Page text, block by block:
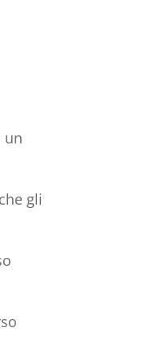
un
gli